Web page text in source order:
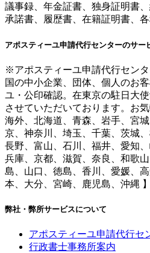
議事録、年金証書、独身証明書
承諾書、履歴書、在籍証明書、
アポスティーユ申請代行センターのサー
※アポスティーユ申請代行セン
国の中小企業、団体、個人のお
ユ・公印確認。在東京の駐日大
させていただいております。お
海外、北海道、青森、岩手、宮
京、神奈川、埼玉、千葉、茨城
長野、富山、石川、福井、愛知
兵庫、京都、滋賀、奈良、和歌
島、山口、徳島、香川、愛媛、
本、大分、宮崎、鹿児島、沖縄 】
弊社・弊所サービスについて
アポスティーユ申請代行セ
行政書士事務所案内